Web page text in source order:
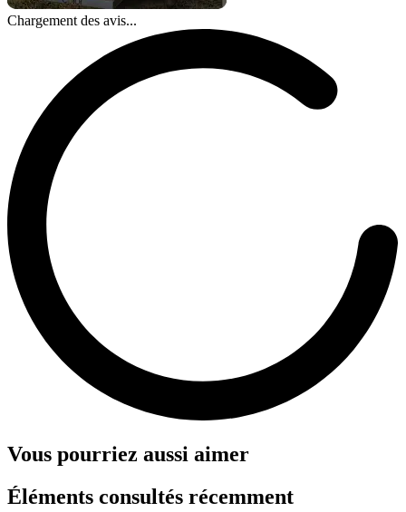
Chargement des avis...
Vous pourriez aussi aimer
Éléments consultés récemment